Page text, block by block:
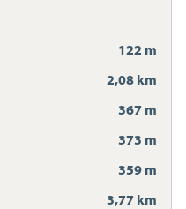
122 m
2,08 km
367 m
373 m
359 m
3,77 km